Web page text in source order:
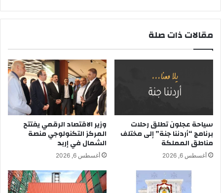
مقالات ذات صلة
سياحة عجلون تطلق رحلات
برنامج “أردننا جنة” إلى مختلف
مناطق المملكة
أغسطس 6, 2026
وزير الاقتصاد الرقمي يفتتح
المركز التكنولوجي منصة
الشمال في إربد
أغسطس 6, 2026